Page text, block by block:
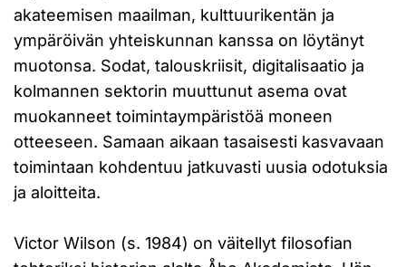
akateemisen maailman, kulttuurikentän ja
ympäröivän yhteiskunnan kanssa on löytänyt
muotonsa. Sodat, talouskriisit, digitalisaatio ja
kolmannen sektorin muuttunut asema ovat
muokanneet toimintaympäristöä moneen
otteeseen. Samaan aikaan tasaisesti kasvavaan
toimintaan kohdentuu jatkuvasti uusia odotuksia
ja aloitteita.
Victor Wilson (s. 1984) on väitellyt filosofian